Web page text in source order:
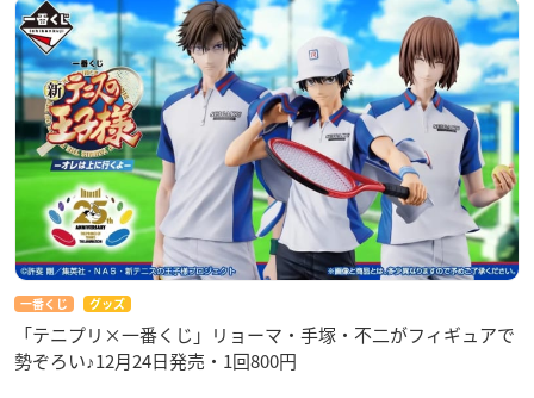
一番くじ グッズ
「テニプリ×一番くじ」リョーマ・手塚・不二がフィギュアで
勢ぞろい♪12月24日発売・1回800円